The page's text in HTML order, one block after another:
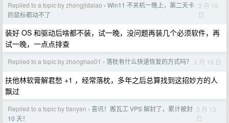
Replied to a topic by zhongjidalao › Win11 不关机一晚上，第二天卡
的鼠标都动不了
3 月 19
日
装好 OS 和驱动后啥都不装，试一晚，没问题再装几个必须软件，再
试一晚，一点点排查
Replied to a topic by zhonghao01 › 落枕有什么快速恢复的方式吗？ 3 月 16 日
扶他林软膏解君愁 +1 ，经常落枕，多年之后总算找到这招妙方的人
飘过
Replied to a topic by tlanyan › 喜讯！搬瓦工 VPS 解封了，累计被封
10 天！
3 月 13
日